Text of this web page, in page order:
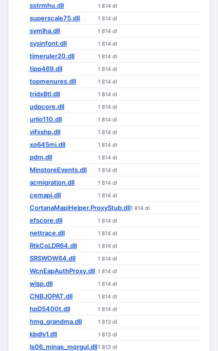
sstrmhu.dll 1 814 dl
superscale75.dll 1 814 dl
symlha.dll 1 814 dl
sysinfont.dll 1 814 dl
timeruler20.dll 1 814 dl
tipp469.dll 1 814 dl
topmenures.dll 1 814 dl
tridx8tl.dll 1 814 dl
udpcore.dll 1 814 dl
urlio110.dll 1 814 dl
vifxshp.dll 1 814 dl
xo645mi.dll 1 814 dl
pdm.dll 1 814 dl
MinstoreEvents.dll 1 814 dl
acmigration.dll 1 814 dl
cemapi.dll 1 814 dl
CortanaMapiHelper.ProxyStub.dll1 814 dl
efscore.dll 1 814 dl
nettrace.dll 1 814 dl
RtkCoLDR64.dll 1 814 dl
SRSWOW64.dll 1 814 dl
WcnEapAuthProxy.dll 1 814 dl
wisp.dll 1 814 dl
CNBJOPAT.dll 1 814 dl
hpD5400t.dll 1 814 dl
hmg_grandma.dll 1 813 dl
kbdlv1.dll 1 813 dl
ls06_minas_morgul.dll1 813 dl